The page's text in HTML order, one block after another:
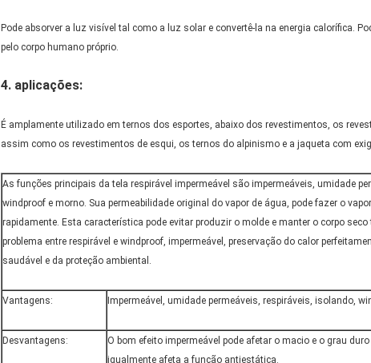
Pode absorver a luz visível tal como a luz solar e convertê-la na energia calorífica.
pelo corpo humano próprio.
4. aplicações:
É amplamente utilizado em ternos dos esportes, abaixo dos revestimentos, os
assim como os revestimentos de esqui, os ternos do alpinismo e a jaqueta com
As funções principais da tela respirável impermeável são impermeáveis, umidade
windproof e morno. Sua permeabilidade original do vapor de água, pode fazer o
rapidamente. Esta característica pode evitar produzir o molde e manter o corpo
problema entre respirável e windproof, impermeável, preservação do calor
saudável e da proteção ambiental.
Vantagens: Impermeável, umidade permeáveis, respiráveis, isolando,
Desvantagens:
O bom efeito impermeável pode afetar o macio e o grau
igualmente afeta a função antiestática.